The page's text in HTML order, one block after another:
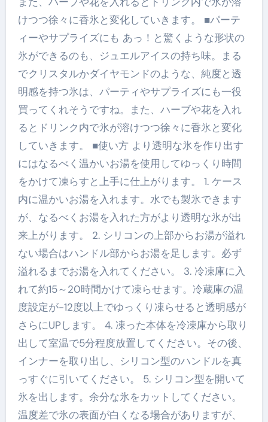
けつつ徐々に香氷と変化していきます。 ■パーテ
ィーやサプライズにも あっ！と驚くような形状の
氷ができるのも、ジュエルアイスの持ち味。まる
でクリスタルかダイヤモンドのような、純度と透
明感を持つ氷は、パーティやサプライズにも一役
買ってくれそうですね。また、ハーブや花を入れ
るとドリンク内で氷が溶けつつ徐々に香氷と変化
していきます。 ■使い方 より透明な氷を作り出す
にはなるべく温かいお湯を使用してゆっくり時間
をかけて凍らすと上手に仕上がります。 1. ケース
内に温かいお湯を入れます。水でも製氷できます
が、なるべくお湯を入れた方がより透明な氷が出
来上がります。 2. シリコンの上部からお湯が溢れ
ない場合はハンドル部からお湯を足します。必ず
溢れるまでお湯を入れてください。 3. 冷凍庫に入
れて約15～20時間かけて凍らせます。冷蔵庫の温
度設定が-12度以上でゆっくり凍らせると透明感が
さらにUPします。 4. 凍った本体を冷凍庫から取り
出して室温で5分程度放置してください。その後、
インナーを取り出し、シリコン型のハンドルを真
っすぐに引いてください。 5. シリコン型を開いて
氷を出します。余分な氷をカットしてください。
温度差で氷の表面が白くなる場合がありますが、